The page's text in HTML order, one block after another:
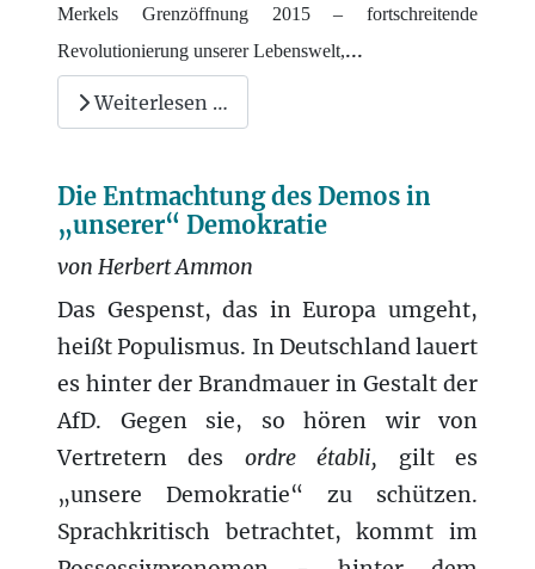
Merkels Grenzöffnung 2015 – fortschreitende
Revolutionierung unserer Lebenswelt,...
Weiterlesen …
Die Entmachtung des Demos in
„unserer“ Demokratie
von Herbert Ammon
Das Gespenst, das in Europa umgeht,
heißt Populismus. In Deutschland lauert
es hinter der Brandmauer in Gestalt der
AfD. Gegen sie, so hören wir von
Vertretern
des ordre établi, gilt es
„unsere Demokratie“ zu schützen.
Sprachkritisch betrachtet, kommt im